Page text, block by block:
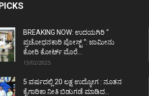
BREAKING NOW: ಉದಯಗಿರಿ “
ಪ್ರಚೋಧನಕಾರಿ ಪೋಸ್ಟ್‌ “: ಜಾಮೀನು
ಕೋರಿ ಕೋರ್ಟ್‌ ಮೊರೆ...
13/02/2025
5 ವರ್ಷದಲ್ಲಿ 20 ಲಕ್ಷ ಉದ್ಯೋಗ : ನೂತನ
ಕೈಗಾರಿಕಾ ನೀತಿ ಬಿಡುಗಡೆ ಮಾಡಿದ...